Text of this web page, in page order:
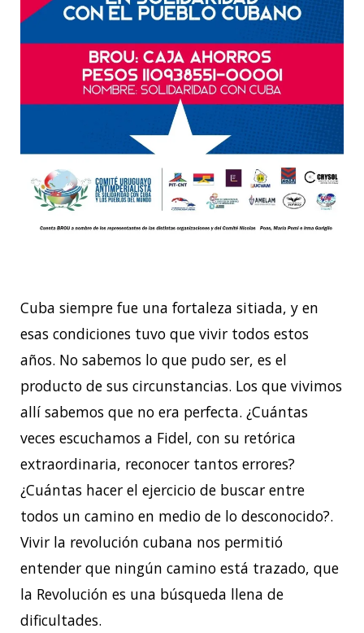
Cuba siempre fue una fortaleza sitiada, y en
esas condiciones tuvo que vivir todos estos
años. No sabemos lo que pudo ser, es el
producto de sus circunstancias. Los que vivimos
allí sabemos que no era perfecta. ¿Cuántas
veces escuchamos a Fidel, con su retórica
extraordinaria, reconocer tantos errores?
¿Cuántas hacer el ejercicio de buscar entre
todos un camino en medio de lo desconocido?.
Vivir la revolución cubana nos permitió
entender que ningún camino está trazado, que
la Revolución es una búsqueda llena de
dificultades.